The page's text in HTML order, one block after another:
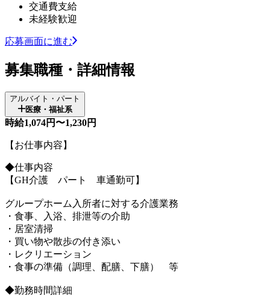
交通費支給
未経験歓迎
応募画面に進む
募集職種・詳細情報
アルバイト・パート
医療・福祉系
時給1,074円〜1,230円
【お仕事内容】
◆仕事内容
【GH介護 パート 車通勤可】
グループホーム入所者に対する介護業務
・食事、入浴、排泄等の介助
・居室清掃
・買い物や散歩の付き添い
・レクリエーション
・食事の準備（調理、配膳、下膳） 等
◆勤務時間詳細